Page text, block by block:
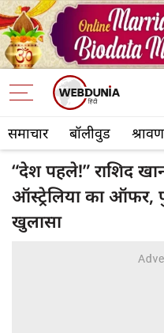
समाचार बॉलीवुड
“देश पहले!” राशिद
ऑस्ट्रेलिया का ऑफर,
खुलासा